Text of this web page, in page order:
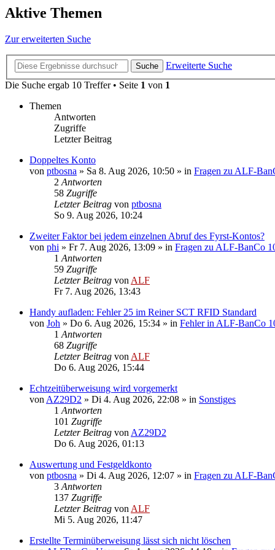
Aktive Themen
Zur erweiterten Suche
Suche
Erweiterte Suche
Die Suche ergab 10 Treffer • Seite 1 von 1
Themen
Antworten
Zugriffe
Letzter Beitrag
Doppeltes Konto
von ptbosna » Sa 8. Aug 2026, 10:50 » in Fragen zu ALF-
2 Antworten
58 Zugriffe
Letzter Beitrag von ptbosna
So 9. Aug 2026, 10:24
Zweiter Faktor bei jedem einzelnen Abruf des Fyrst-Kontos?
von phi » Fr 7. Aug 2026, 13:09 » in Fragen zu ALF-BanCo
1 Antworten
59 Zugriffe
Letzter Beitrag von ALF
Fr 7. Aug 2026, 13:43
Handy aufladen: Fehler 25 im Reiner SCT RFID Standard
von Joh » Do 6. Aug 2026, 15:34 » in Fehler in ALF-BanCo
1 Antworten
68 Zugriffe
Letzter Beitrag von ALF
Do 6. Aug 2026, 15:44
Echtzeitüberweisung wird vorgemerkt
von AZ29D2 » Di 4. Aug 2026, 22:08 » in Sonstiges
1 Antworten
101 Zugriffe
Letzter Beitrag von AZ29D2
Do 6. Aug 2026, 01:13
Auswertung und Festgeldkonto
von ptbosna » Di 4. Aug 2026, 12:07 » in Fragen zu ALF-
3 Antworten
137 Zugriffe
Letzter Beitrag von ALF
Mi 5. Aug 2026, 11:47
Erstellte Terminüberweisung lässt sich nicht löschen